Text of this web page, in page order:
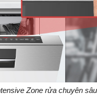
Zone rửa chuyên